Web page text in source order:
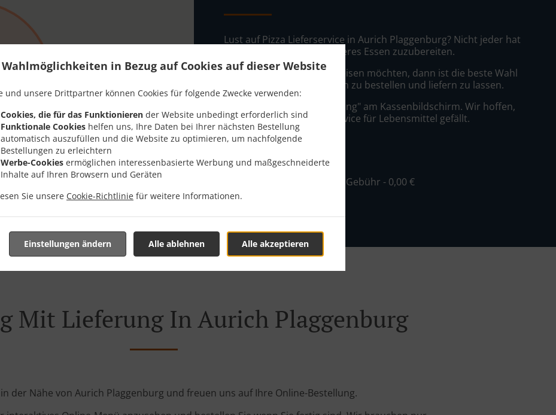
in Bezug auf Cookies auf dieser Website
und unsere Drittpartner können Cookies für folgende Zwecke verwenden:
Cookies, die für das Funktionieren der Website unbedingt erforderlich sind
Funktionale Cookies helfen uns, Ihre Daten bei Ihrer nächsten Bestellung
automatisch auszufüllen und die Website zu optimieren, um nachfolgende
Bestellungen zu erleichtern
Werbe-Cookies ermöglichen interessenbasierte Werbung und maßgeschneiderte
Inhalte auf Ihren Browsern und Geräten
Sie unsere Cookie-Richtlinie für weitere Informationen.
Alle akzeptieren
Alle ablehnen
Einstellungen ändern
Lust auf Pizza Lieferservice in Aurich Plaggenburg? Nicht jeder hat
Zeit oder Talent dazu, leckeres Essen zuzubereiten.
Wenn Sie wie ein König speisen möchten, dann ist die beste Wahl
bei Pizzeria Tulipano Aurich zu bestellen und liefern zu lassen.
Wählen Sie einfach "Lieferung" am Kassenbildschirm. Wir hoffen,
dass Ihnen unser Lieferservice für Lebensmittel gefällt.
Liefergebühr
, Mind. - 15,00 €, Gebühr - 0,00 €
Mit Lieferung In Aurich Plaggenburg
in der Nähe von Aurich Plaggenburg und freuen uns auf Ihre Online-Bestellung.